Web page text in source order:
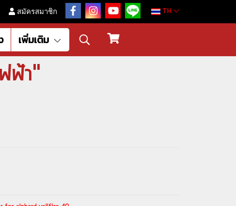
สมัครสมาชิก TH
เพิ่มเติม
ฟ้า"